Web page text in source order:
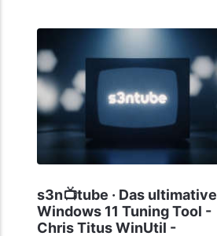
s3n📺tube · Das ultimative
Windows 11 Tuning Tool -
Chris Titus WinUtil -